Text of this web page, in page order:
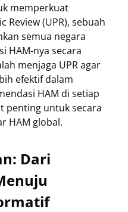
memperkuat
Review (UPR), sebuah
semua negara
HAM-nya secara
menjaga UPR agar
efektif dalam
HAM di setiap
penting untuk secara
HAM global.
Dari